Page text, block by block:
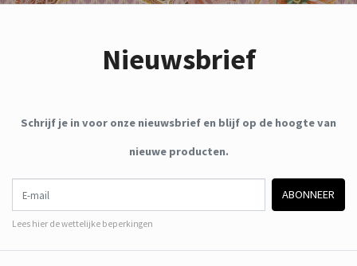
Nieuwsbrief
Schrijf je in voor onze nieuwsbrief en blijf op de hoogte van
nieuwe producten.
ABONNEER
Lees hier de wettelijke beperkingen